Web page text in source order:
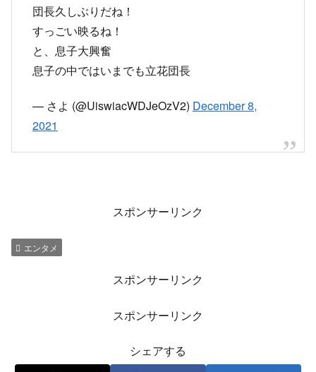
団長久しぶりだね！
すっごい映るね！
と、息子大興奮
息子の中ではいまでも立花団長
— さよ (@UiswiacWDJeOzV2) December 8,
2021
スポンサーリンク
エンタメ
スポンサーリンク
スポンサーリンク
シェアする